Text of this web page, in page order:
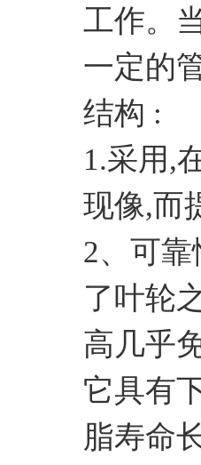
工作。
一定的
结构 :
1.采用,
现像,而
2、可
了叶轮
高几乎
它具有
脂寿命